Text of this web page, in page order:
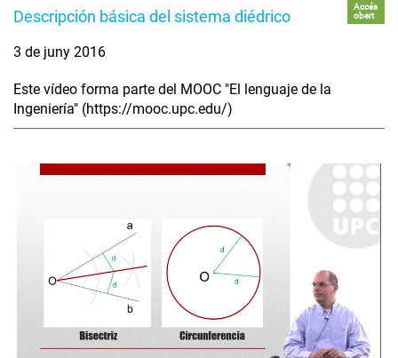
Descripción básica del sistema diédrico
Accés
obert
3 de juny 2016
Este vídeo forma parte del MOOC "El lenguaje de la
Ingeniería" (https://mooc.upc.edu/)